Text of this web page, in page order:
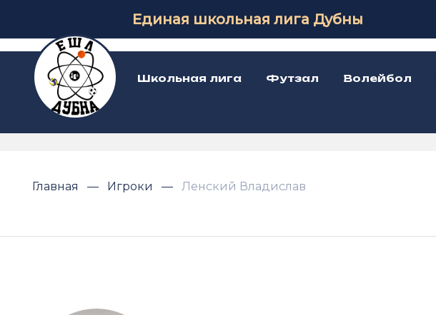
Единая школьная лига Дубны
Школьная лига Футзал Волейбол
Главная Игроки Ленский Владислав